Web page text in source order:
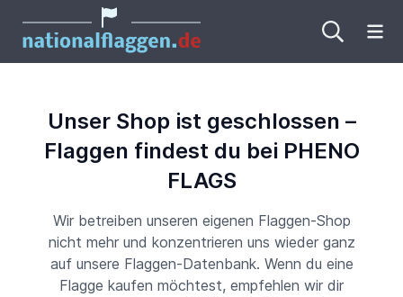
Unser Shop ist geschlossen –
Flaggen findest du bei PHENO
FLAGS
Wir betreiben unseren eigenen Flaggen-Shop
nicht mehr und konzentrieren uns wieder ganz
auf unsere Flaggen-Datenbank. Wenn du eine
Flagge kaufen möchtest, empfehlen wir dir